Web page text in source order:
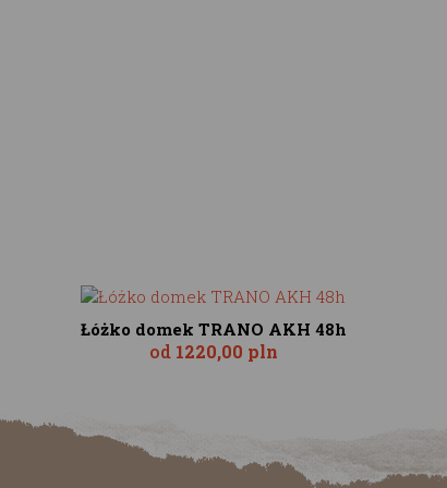
Łóżko domek TRANO AKH 48h
od 1220,00 pln